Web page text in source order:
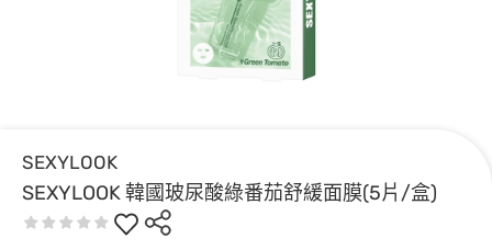
SEXYLOOK
SEXYLOOK 韓國玻尿酸綠番茄舒緩面膜(5片/盒)